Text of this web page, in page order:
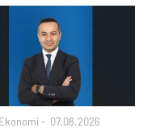
07.08.2026